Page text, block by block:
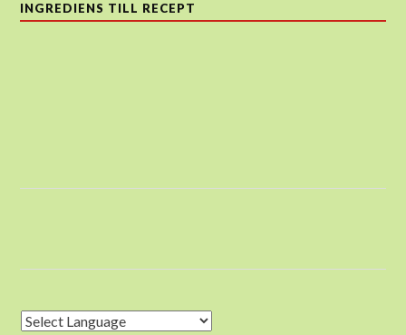
INGREDIENS TILL RECEPT